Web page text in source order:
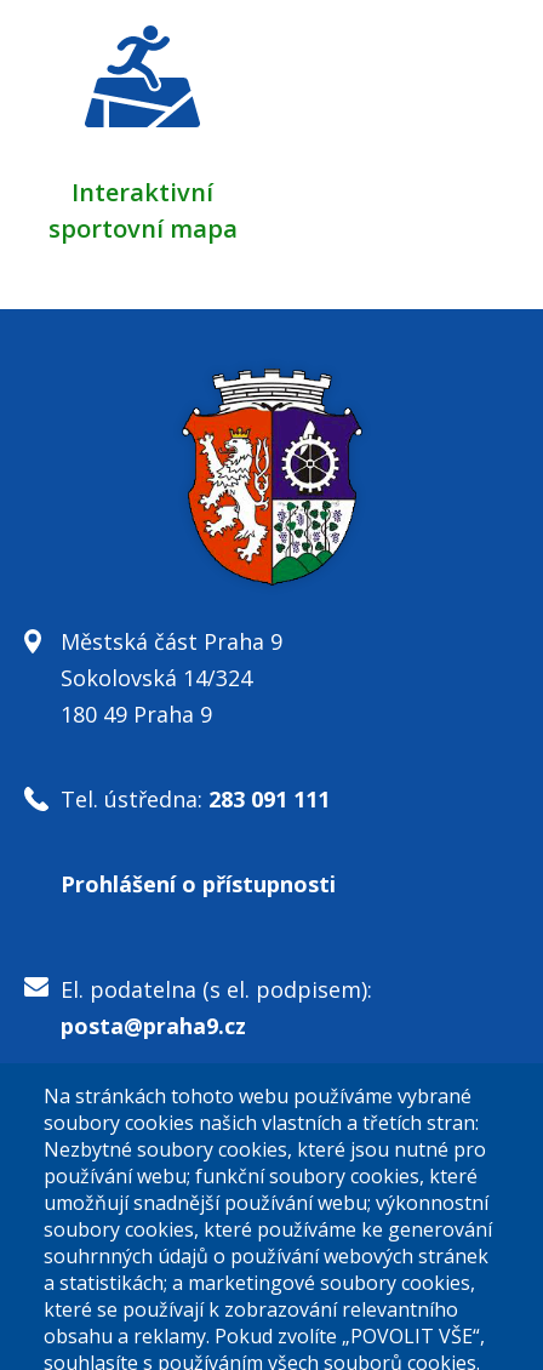
Interaktivní
sportovní mapa
Městská část Praha 9
Sokolovská 14/324
180 49 Praha 9
Tel. ústředna: 283 091 111
Prohlášení o přístupnosti
El. podatelna (s el. podpisem):
posta@praha9.cz
El. podatelna (bez el. podpisu):
podatelna@praha9.cz
Úřední dny:
Na stránkách tohoto webu používáme vybrané
soubory cookies našich vlastních a třetích stran:
Nezbytné soubory cookies, které jsou nutné pro
používání webu; funkční soubory cookies, které
umožňují snadnější používání webu; výkonnostní
soubory cookies, které používáme ke generování
souhrnných údajů o používání webových stránek
a statistikách; a marketingové soubory cookies,
které se používají k zobrazování relevantního
obsahu a reklamy. Pokud zvolíte „POVOLIT VŠE“,
souhlasíte s používáním všech souborů cookies.